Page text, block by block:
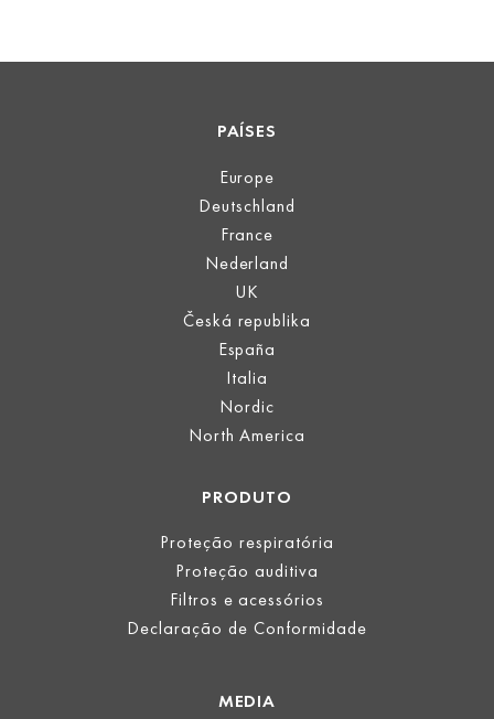
PAÍSES
Europe
Deutschland
France
Nederland
UK
Česká republika
España
Italia
Nordic
North America
PRODUTO
Proteção respiratória
Proteção auditiva
Filtros e acessórios
Declaração de Conformidade
MEDIA